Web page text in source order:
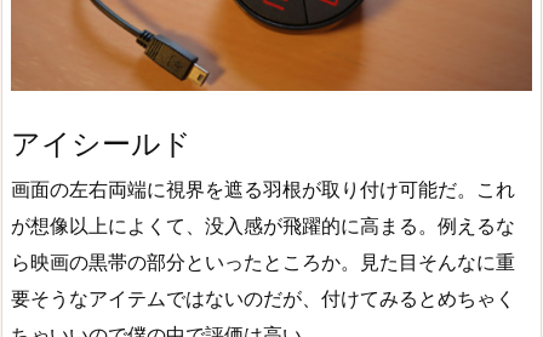
アイシールド‎
画面の左右両端に視界を遮る羽根が取り付け可能だ。これ
が想像以上によくて、没入感が飛躍的に高まる。例えるな
ら映画の黒帯の部分といったところか。見た目そんなに重
要そうなアイテムではないのだが、付けてみるとめちゃく